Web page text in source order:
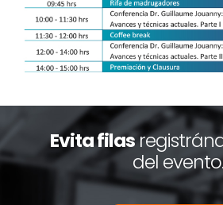
Evita filas
del evento.